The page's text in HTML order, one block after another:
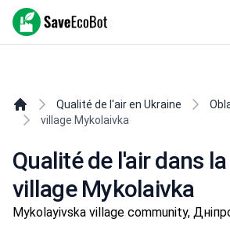
SaveEcoBot
Qualité de l'air en Ukraine
village Mykolaivka
Qualité de l'air dans
village Mykolaivka
Mykolayivska village community,